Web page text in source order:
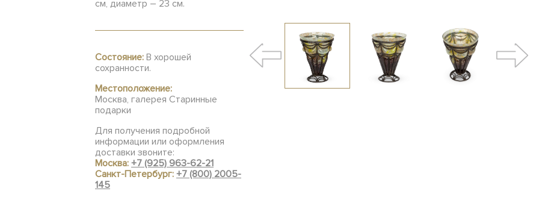
см, диаметр – 23 см.
Состояние: В хорошей
сохранности.
Местоположение:
Москва, галерея Старинные
подарки
Для получения подробной
информации или оформления
доставки звоните:
Москва: +7 (925) 963-62-21
Санкт-Петербург: +7 (800) 2005-
145